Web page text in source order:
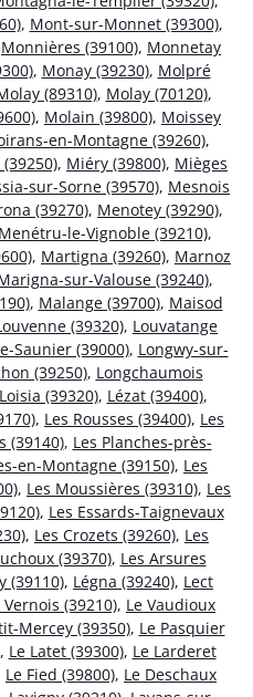
, Mont-sur-Monnet (39300),
Monnières (39100), Monnetay
, Monay (39230), Molpré
(89310), Molay (70120),
, Molain (39800), Moissey
en-Montagne (39260),
, Miéry (39800), Mièges
sur-Sorne (39570), Mesnois
(39270), Menotey (39290),
Menétru-le-Vignoble (39210),
, Martigna (39260), Marnoz
sur-Valouse (39240),
, Malange (39700), Maisod
(39320), Louvatange
Saunier (39000), Longwy-sur-
(39250), Longchaumois
Loisia (39320), Lézat (39400),
, Les Rousses (39400), Les
(39140), Les Planches-près-
en-Montagne (39150), Les
, Les Moussières (39310), Les
, Les Essards-Taignevaux
, Les Crozets (39260), Les
(39370), Les Arsures
(39110), Légna (39240), Lect
Vernois (39210), Le Vaudioux
Mercey (39350), Le Pasquier
, Le Latet (39300), Le Larderet
Le Fied (39800), Le Deschaux